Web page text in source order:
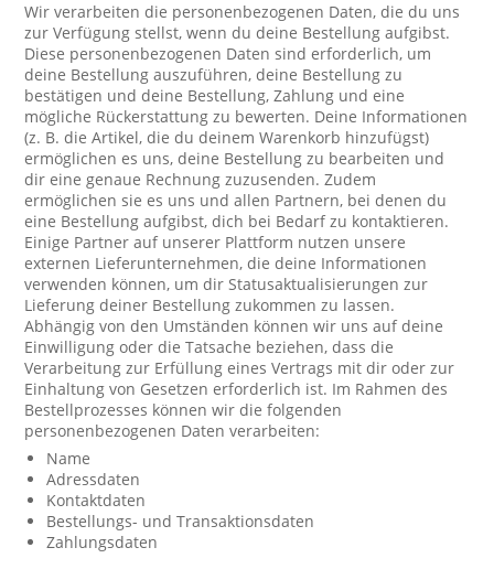
Wir verarbeiten die personenbezogenen Daten, die du uns
zur Verfügung stellst, wenn du deine Bestellung aufgibst.
Diese personenbezogenen Daten sind erforderlich, um
deine Bestellung auszuführen, deine Bestellung zu
bestätigen und deine Bestellung, Zahlung und eine
mögliche Rückerstattung zu bewerten. Deine Informationen
(z. B. die Artikel, die du deinem Warenkorb hinzufügst)
ermöglichen es uns, deine Bestellung zu bearbeiten und
dir eine genaue Rechnung zuzusenden. Zudem
ermöglichen sie es uns und allen Partnern, bei denen du
eine Bestellung aufgibst, dich bei Bedarf zu kontaktieren.
Einige Partner auf unserer Plattform nutzen unsere
externen Lieferunternehmen, die deine Informationen
verwenden können, um dir Statusaktualisierungen zur
Lieferung deiner Bestellung zukommen zu lassen.
Abhängig von den Umständen können wir uns auf deine
Einwilligung oder die Tatsache beziehen, dass die
Verarbeitung zur Erfüllung eines Vertrags mit dir oder zur
Einhaltung von Gesetzen erforderlich ist. Im Rahmen des
Bestellprozesses können wir die folgenden
personenbezogenen Daten verarbeiten:
Name
Adressdaten
Kontaktdaten
Bestellungs- und Transaktionsdaten
Zahlungsdaten